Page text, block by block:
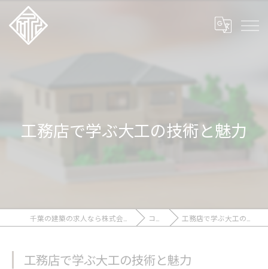
工務店で学ぶ大工の技術と魅力
コラム 工務店で学ぶ大工の技術と魅力
工務店で学ぶ大工の技術と魅力